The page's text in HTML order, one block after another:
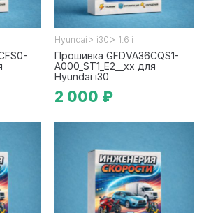
Hyundai > i30 > 1.6 i
Прошивка GFDVA36CQS1-
A000_ST1_E2__xx для
Hyundai i30
2 000 ₽